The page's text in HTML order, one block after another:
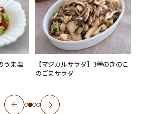
うま塩
【マジカルサラダ】3種のきのこ
のごまサラダ